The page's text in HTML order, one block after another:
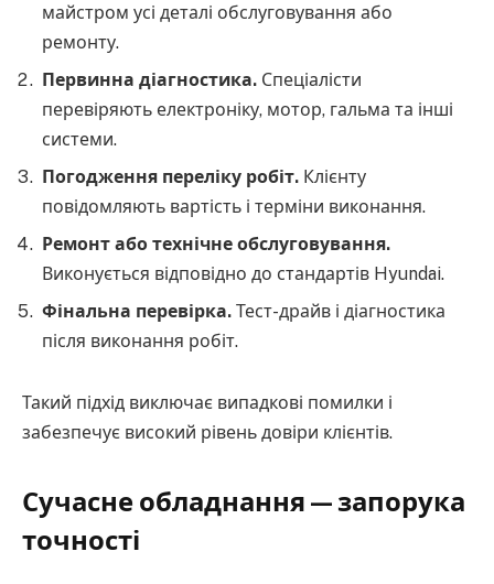
майстром усі деталі обслуговування або
ремонту.
Первинна діагностика. Спеціалісти
перевіряють електроніку, мотор, гальма та інші
системи.
Погодження переліку робіт. Клієнту
повідомляють вартість і терміни виконання.
Ремонт або технічне обслуговування.
Виконується відповідно до стандартів Hyundai.
Фінальна перевірка. Тест-драйв і діагностика
після виконання робіт.
Такий підхід виключає випадкові помилки і
забезпечує високий рівень довіри клієнтів.
Сучасне обладнання — запорука
точності